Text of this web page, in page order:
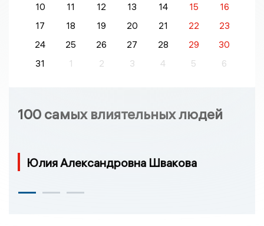
10
11 12 13 14 15
16
17
18 19 20 21 22
23
24
25 26 27 28 29
30
31
1 2 3 4 5 6
100 самых влиятельных людей
Юлия Александровна Швакова